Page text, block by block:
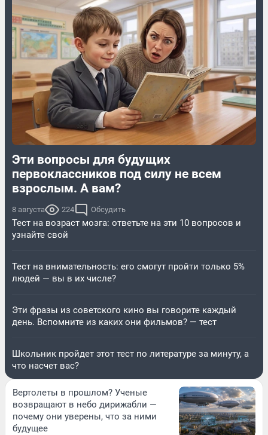
Эти вопросы для будущих
первоклассников под силу не всем
взрослым. А вам?
8 августа 224 Обсудить
Тест на возраст мозга: ответьте на эти 10 вопросов и
узнайте свой
Тест на внимательность: его смогут пройти только 5%
людей — вы в их числе?
Эти фразы из советского кино вы говорите каждый
день. Вспомните из каких они фильмов? — тест
Школьник пройдет этот тест по литературе за минуту, а
что насчет вас?
Вертолеты в прошлом? Ученые
возвращают в небо дирижабли —
почему они уверены, что за ними
будущее